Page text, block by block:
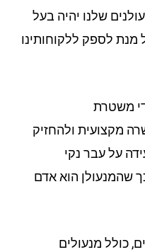
שלנו יהיה בעל
ללקוחותינו
ולהחזיק
עבר נקי
הוא אדם
מנעולים